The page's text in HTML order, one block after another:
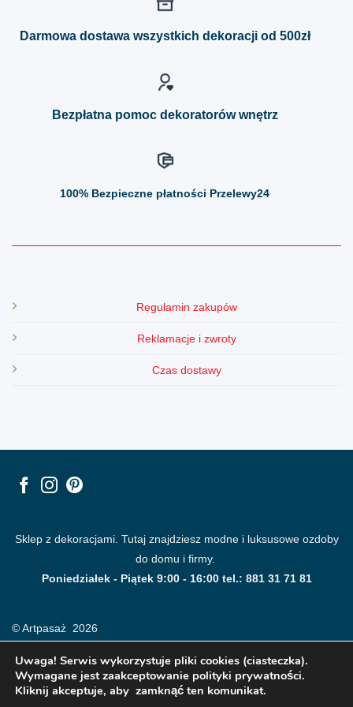
można
Darmowa dostawa wszystkich dekoracji od 500zł
Bezpłatna pomoc dekoratorów wnętrz
100% Bezpieczne płatności Przelewy24
Regulamin zakupów
Reklamacje i zwroty
Czas dostawy
Sklep z dekoracjami. Tutaj znajdziesz modne i luksusowe ozdoby
do domu i firmy.
Poniedziałek - Piątek 9:00 - 16:00 tel.: 881 31 71 81
© Artpasaż 2026
Uwaga! Serwis wykorzystuje pliki cookies (ciasteczka).
Wymagane jest zaakceptowanie polityki prywatności.
Kliknij akceptuje, aby zamknąć ten komunikat.